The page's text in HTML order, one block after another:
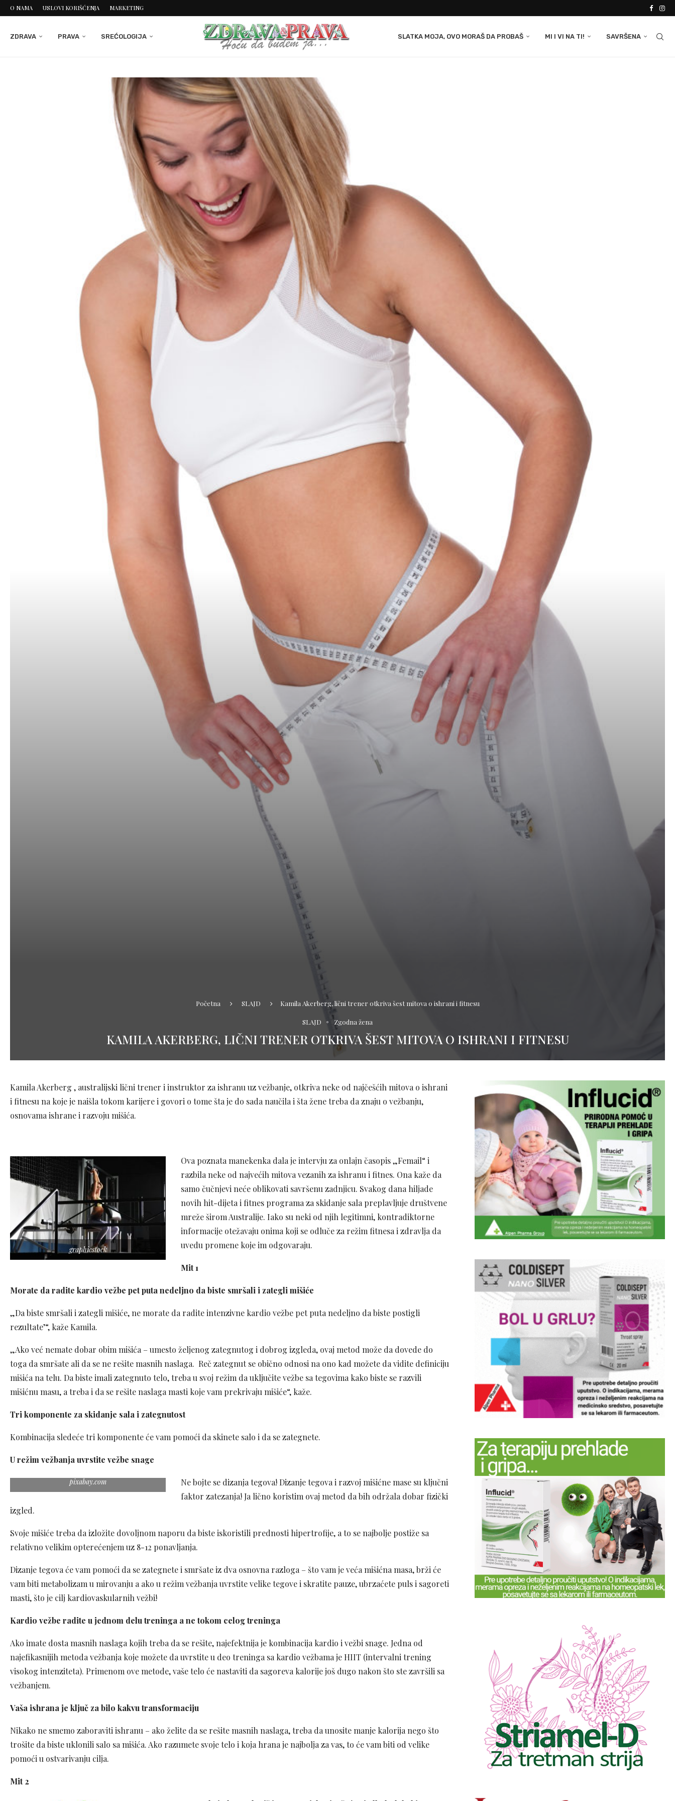
O NAMA USLOVI KORIŠĆENJA MARKETING
ZDRAVA PRAVA SREĆOLOGIJA SLATKA MOJA, OVO MORAŠ DA PROBAŠ MI I VI NA TI! SAVRŠENA
Početna SLAJD Kamila Akerberg, lični trener otkriva šest mitova o ishrani i fitnesu
SLAJD Zgodna žena
KAMILA AKERBERG, LIČNI TRENER OTKRIVA ŠEST MITOVA O ISHRANI I FITNESU
Kamila Akerberg , australijski lični trener i instruktor za ishranu uz vežbanje, otkriva neke od najčešćih mitova o ishrani
i fitnesu na koje je naišla tokom karijere i govori o tome šta je do sada naučila i šta žene treba da znaju o vežbanju,
osnovama ishrane i razvoju mišića.
graphicstock
Ova poznata manekenka dala je intervju za onlajn časopis „Femail“ i
razbila neke od najvećih mitova vezanih za ishranu i fitnes. Ona kaže da
samo čučnjevi neće oblikovati savršenu zadnjicu. Svakog dana hiljade
novih hit-dijeta i fitnes programa za skidanje sala preplavljuje društvene
mreže širom Australije. Iako su neki od njih legitimni, kontradiktorne
informacije otežavaju onima koji se odluče za režim fitnesa i zdravlja da
uvedu promene koje im odgovaraju.
Mit 1
Morate da radite kardio vežbe pet puta nedeljno da biste smršali i zategli mišiće
„Da biste smršali i zategli mišiće, ne morate da radite intenzivne kardio vežbe pet puta nedeljno da biste postigli
rezultate’“, kaže Kamila.
„Ako već nemate dobar obim mišića – umesto željenog zategnutog i dobrog izgleda, ovaj metod može da dovede do
toga da smršate ali da se ne rešite masnih naslaga. Reč zategnut se obično odnosi na ono kad možete da vidite definiciju
mišića na telu. Da biste imali zategnuto telo, treba u svoj režim da uključite vežbe sa tegovima kako biste se razvili
mišićnu masu, a treba i da se rešite naslaga masti koje vam prekrivaju mišiće“, kaže.
Tri komponente za skidanje sala i zategnutost
Kombinacija sledeće tri komponente će vam pomoći da skinete salo i da se zategnete.
U režim vežbanja uvrstite vežbe snage
pixabay.com
Ne bojte se dizanja tegova! Dizanje tegova i razvoj mišićne mase su ključni
faktor zatezanja! Ja lično koristim ovaj metod da bih održala dobar fizički
izgled.
Svoje mišiće treba da izložite dovoljnom naporu da biste iskoristili prednosti hipertrofije, a to se najbolje postiže sa
relativno velikim opterećenjem uz 8-12 ponavljanja.
Dizanje tegova će vam pomoći da se zategnete i smršate iz dva osnovna razloga – što vam je veća mišićna masa, brži će
vam biti metabolizam u mirovanju a ako u režim vežbanja uvrstite velike tegove i skratite pauze, ubrzaćete puls i sagoreti
masti, što je cilj kardiovaskularnih vežbi!
Kardio vežbe radite u jednom delu treninga a ne tokom celog treninga
Ako imate dosta masnih naslaga kojih treba da se rešite, najefektnija je kombinacija kardio i vežbi snage. Jedna od
najefikasnijih metoda vežbanja koje možete da uvrstite u deo treninga sa kardio vežbama je HIIT (intervalni trening
visokog intenziteta). Primenom ove metode, vaše telo će nastaviti da sagoreva kalorije još dugo nakon što ste završili sa
vežbanjem.
Vaša ishrana je ključ za bilo kakvu transformaciju
Nikako ne smemo zaboraviti ishranu – ako želite da se rešite masnih naslaga, treba da unosite manje kalorija nego što
trošite da biste uklonili salo sa mišića. Ako razumete svoje telo i koja hrana je najbolja za vas, to će vam biti od velike
pomoći u ostvarivanju cilja.
Mit 2